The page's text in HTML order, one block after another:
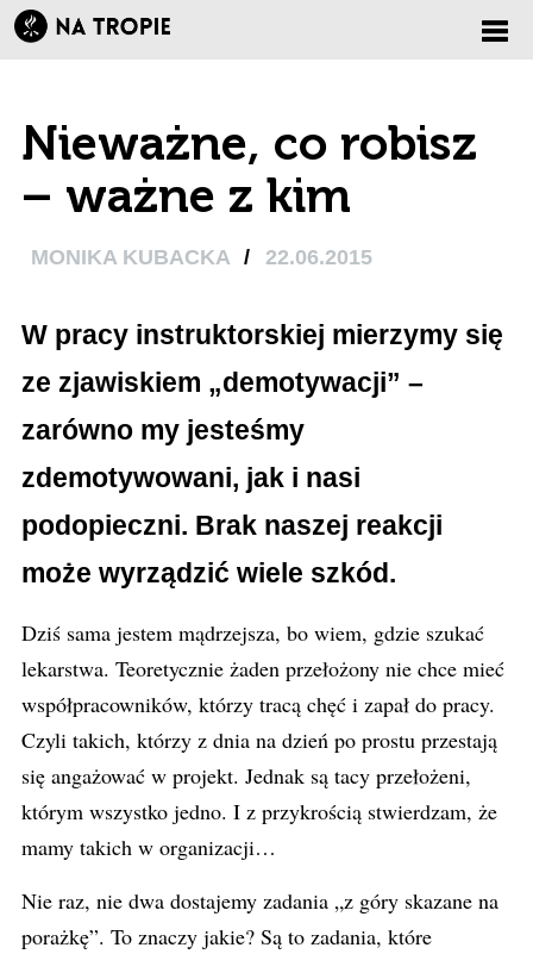
Nieważne, co robisz
– ważne z kim
MONIKA KUBACKA / 22.06.2015
W pracy instruktorskiej mierzymy się
ze zjawiskiem „demotywacji” –
zarówno my jesteśmy
zdemotywowani, jak i nasi
podopieczni. Brak naszej reakcji
może wyrządzić wiele szkód.
Dziś sama jestem mądrzejsza, bo wiem, gdzie szukać
lekarstwa. Teoretycznie żaden przełożony nie chce mieć
współpracowników, którzy tracą chęć i zapał do pracy.
Czyli takich, którzy z dnia na dzień po prostu przestają
się angażować w projekt. Jednak są tacy przełożeni,
którym wszystko jedno. I z przykrością stwierdzam, że
mamy takich w organizacji…
Nie raz, nie dwa dostajemy zadania „z góry skazane na
porażkę”. To znaczy jakie? Są to zadania, które